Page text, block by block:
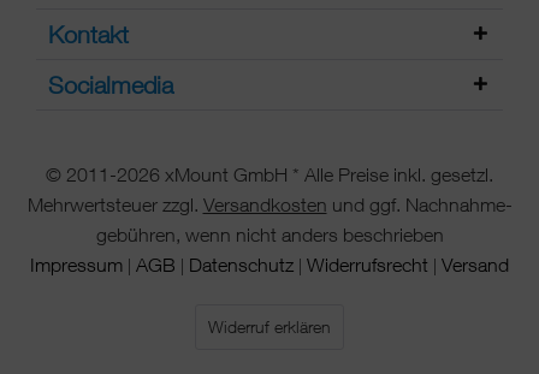
Kontakt
Socialmedia
© 2011-2026 xMount GmbH * Alle Preise inkl. gesetzl.
Mehrwertsteuer zzgl. Versandkosten und ggf. Nachnahme-
gebühren, wenn nicht anders beschrieben
Impressum | AGB | Datenschutz | Widerrufsrecht | Versand
Widerruf erklären